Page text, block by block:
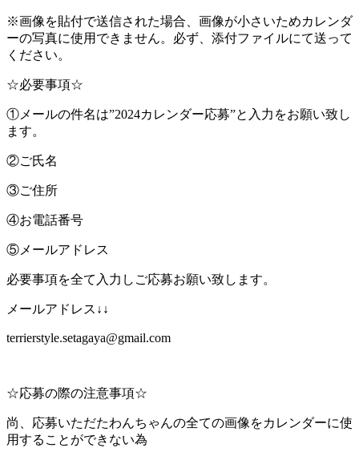
※画像を貼付で送信された場合、画像が小さいためカレンダ
ーの写真に使用できません。必ず、添付ファイルにて送って
ください。
☆必要事項☆
①メールの件名は”2024カレンダー応募”と入力をお願い致し
ます。
②ご氏名
③ご住所
④お電話番号
⑤メールアドレス
必要事項を全て入力しご応募お願い致します。
メールアドレス↓↓
terrierstyle.setagaya@gmail.com
☆応募の際の注意事項☆
尚、応募いただたわんちゃんの全ての画像をカレンダーに使
用することができない為